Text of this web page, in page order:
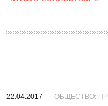
22.04.2017